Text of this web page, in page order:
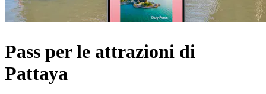
Pass per le attrazioni di
Pattaya